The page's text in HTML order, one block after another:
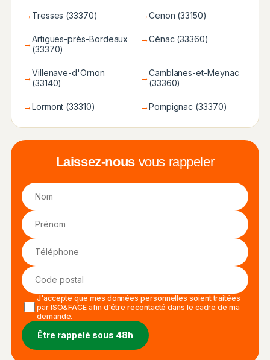
→ Tresses (33370) →Cenon (33150)
→Artigues-près-Bordeaux
(33370)
→Cénac (33360)
→Villenave-d'Ornon
(33140)
→Camblanes-et-Meynac
(33360)
→Lormont (33310) →Pompignac (33370)
Laissez-nous vous rappeler
J'accepte que mes données personnelles soient traitées
par ISO&FACE afin d'être recontacté dans le cadre de ma
demande.